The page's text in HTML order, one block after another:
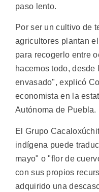
paso lento.
Por ser un cultivo de
agricultores plantan
para recogerlo entre
hacemos todo, desde
envasado", explicó
economista en la
Autónoma de Puebla.
El Grupo
indígena puede
mayo" o "flor de
con sus propios
adquirido una